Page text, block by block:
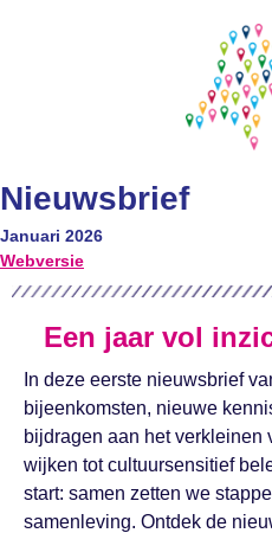
Nieuwsbrief
Januari 2026
Webversie
Een jaar vol
In deze eerste nieuwsbrief
bijeenkomsten, nieuwe
bijdragen aan het
wijken tot cultuursensitief
start: samen zetten we
samenleving. Ontdek de